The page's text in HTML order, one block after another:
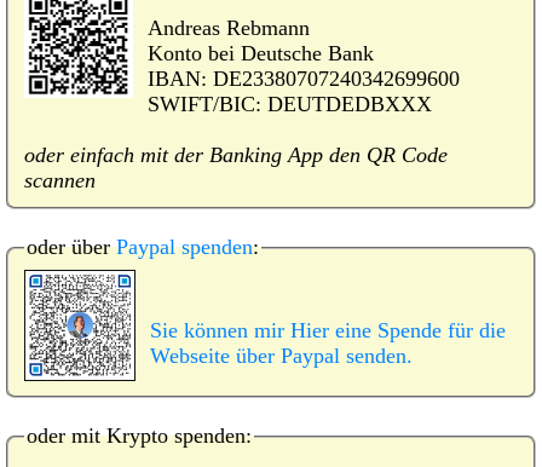
Andreas Rebmann
Konto bei Deutsche Bank
IBAN: DE23380707240342699600
SWIFT/BIC: DEUTDEDBXXX
oder einfach mit der Banking App den QR Code
scannen
oder überPaypal spenden:
Sie können mir Hier eine Spende für die
Webseite über Paypal senden.
oder mit Krypto spenden: